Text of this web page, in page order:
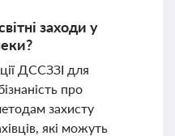
заходи у
ДССЗЗІ для
про
захисту
які можуть